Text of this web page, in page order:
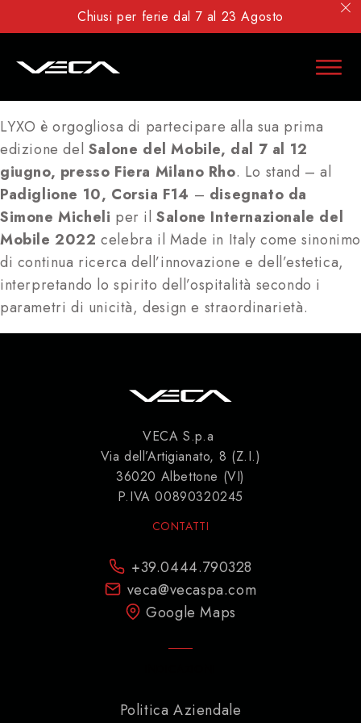
Chiusi per ferie dal 7 al 23 Agosto
LYXO è orgogliosa di partecipare alla sua prima
edizione del Salone del Mobile, dal 7 al 12
giugno, presso Fiera Milano Rho. Lo stand – al
Padiglione 10, Corsia F14 – disegnato da
Simone Micheli per ilSalone Internazionale del
Mobile 2022 celebra il Made in Italy come sinonimo
di continua ricerca dell’innovazione e dell’estetica,
interpretando lo spirito dell’ospitalità secondo i
parametri di unicità, design e straordinarietà.
VECA S.p.a
Via dell’Artigianato, 8 (Z.I.)
36020 Albettone (VI)
P.IVA 00890320245
CONTATTI
+39.0444.790328
veca@vecaspa.com
Google Maps
Politica Aziendale